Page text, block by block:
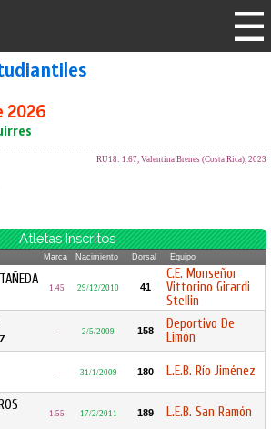
2026
RU18: 1.67, Valentina Brenes (Costa Rica), 2023
Atletas Inscritos
Marca Nacimiento Dorsal Equipo
1.45 29/12/2010 41
C.E. Monseñor
Vittorino Girardi
Stellin
- 2/5/2009 158
Deportivo De
Limón
- 31/1/2009 180 L.E.B. Río Jiménez
1.55 17/2/2011 189 L.E.B. San Ramón